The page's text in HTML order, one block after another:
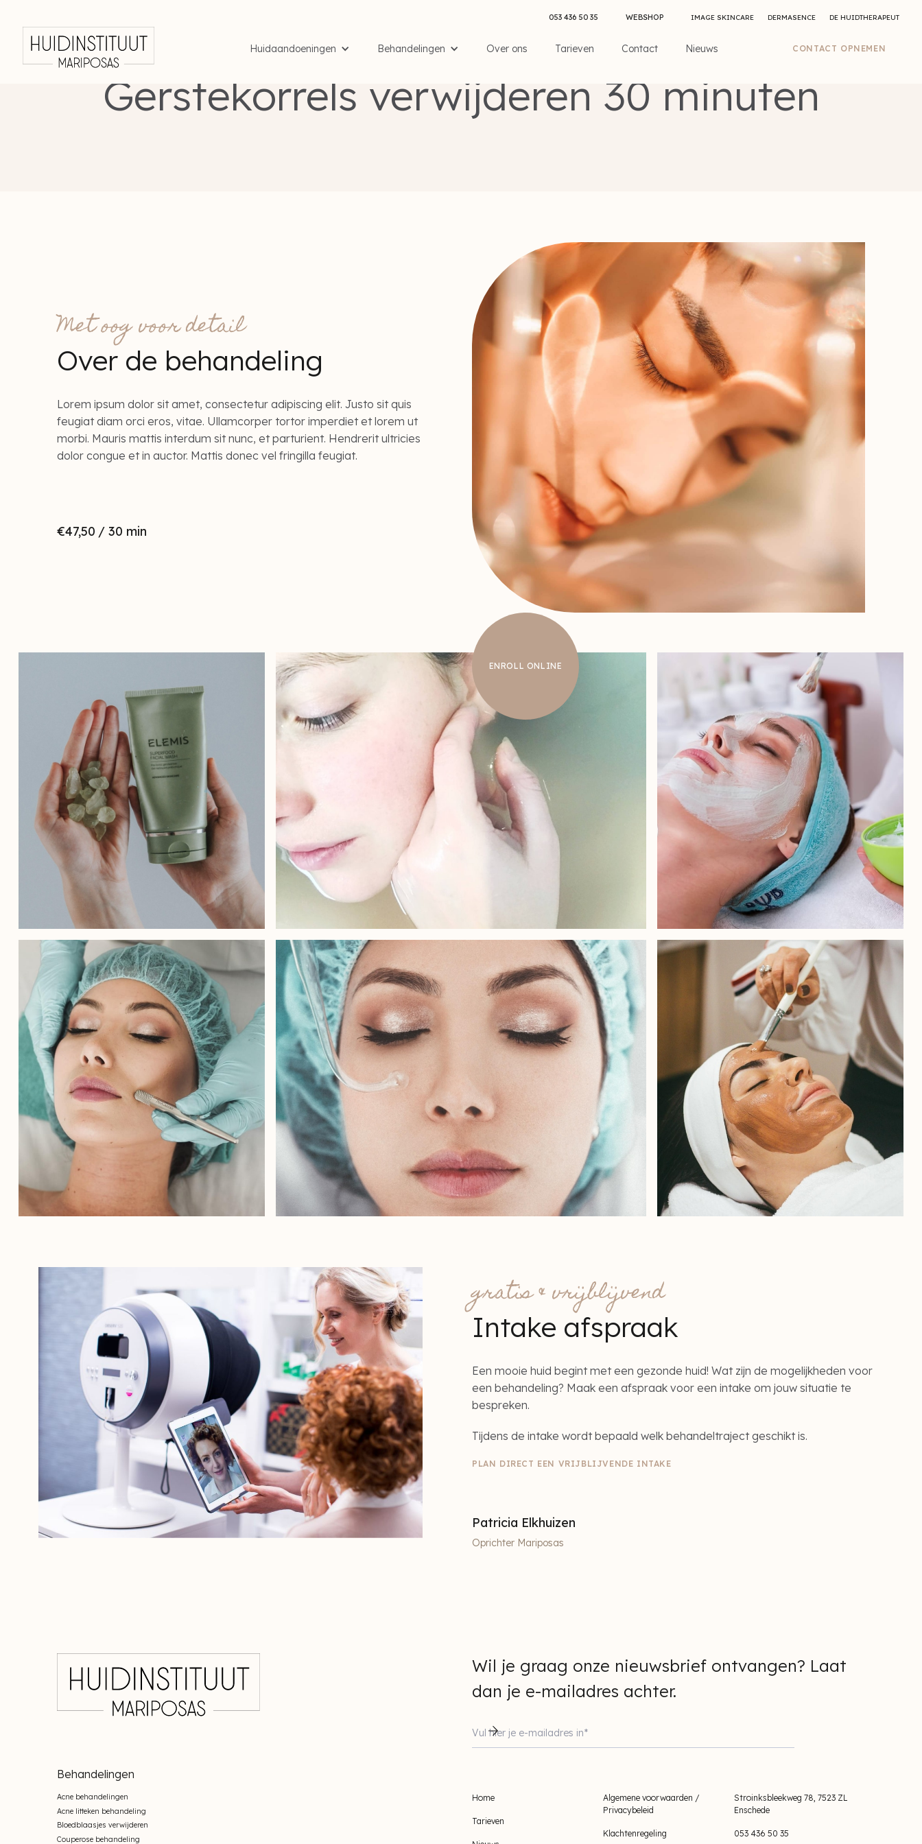
053 436 50 35 WEBSHOP IMAGE SKINCARE DERMASENCE DE HUIDTHERAPEUT
Huidaandoeningen Behandelingen Over ons Tarieven Contact Nieuws CONTACT OPNEMEN
Huidbehandelingen Gerstekorrels verwijderen
Gerstekorrels verwijderen 30 minuten
Met oog voor detail
Over de behandeling
Lorem ipsum dolor sit amet, consectetur adipiscing elit. Justo sit quis
feugiat diam orci eros, vitae. Ullamcorper tortor imperdiet et lorem ut
morbi. Mauris mattis interdum sit nunc, et parturient. Hendrerit ultricies
dolor congue et in auctor. Mattis donec vel fringilla feugiat.
€47,50 / 30 min
ENROLL ONLINE
gratis & vrijblijvend
Intake afspraak
Een mooie huid begint met een gezonde huid! Wat zijn de mogelijkheden voor
een behandeling? Maak een afspraak voor een intake om jouw situatie te
bespreken.
Tijdens de intake wordt bepaald welk behandeltraject geschikt is.
PLAN DIRECT EEN VRIJBLIJVENDE INTAKE
Patricia Elkhuizen
Oprichter Mariposas
Behandelingen
Acne behandelingen
Acne litteken behandeling
Bloedblaasjes verwijderen
Couperose behandeling
Wil je graag onze nieuwsbrief ontvangen? Laat
dan je e-mailadres achter.
Home
Tarieven
Algemene voorwaarden /
Privacybeleid
Klachtenregeling
Stroinksbleekweg 78, 7523 ZL
Enschede
053 436 50 35